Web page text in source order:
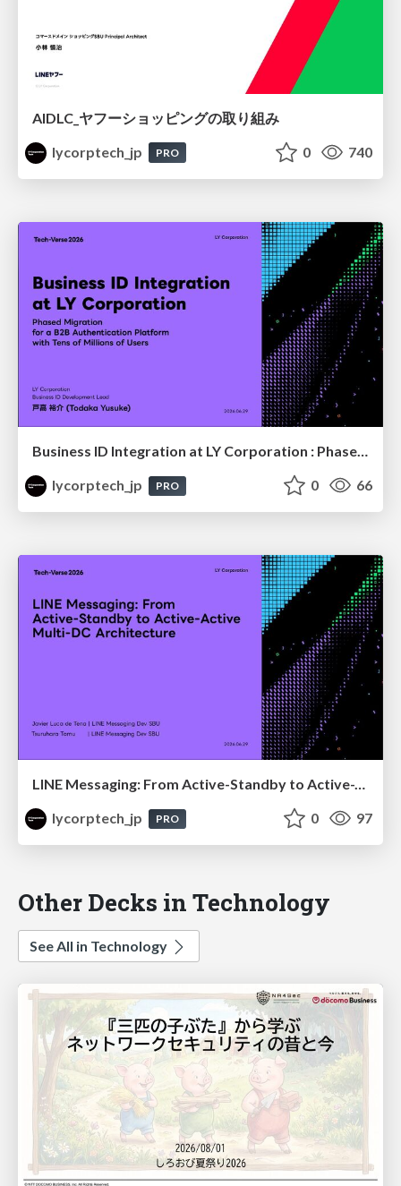
AIDLC_ヤフーショッピングの取り組み
lycorptech_jp
PRO 0 740
Business ID Integration at LY Corporation : Phased Migration for a B2B authentication platform with Tens of Millions of Users
lycorptech_jp
PRO 0 66
LINE Messaging: From Active-Standby to Active-Active Multi-DC Architecture
lycorptech_jp
PRO 0 97
Other Decks in Technology
See All in Technology